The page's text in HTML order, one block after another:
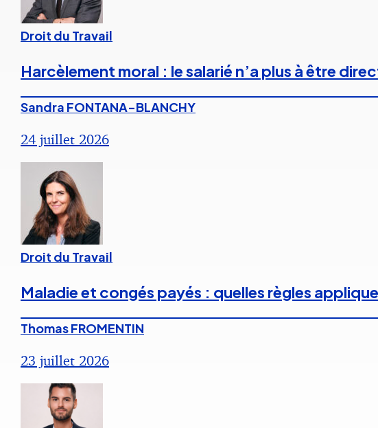
Droit du Travail
Harcèlement moral : le salarié n’a plus à être
Sandra FONTANA-BLANCHY
24 juillet 2026
Droit du Travail
Maladie et congés payés : quelles règles
Thomas FROMENTIN
23 juillet 2026